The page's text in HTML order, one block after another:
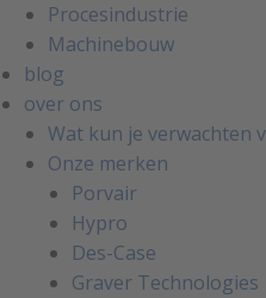
Procesindustrie
Machinebouw
blog
over ons
Wat kun je verwachten
Onze merken
Porvair
Hypro
Des-Case
Graver Technologies